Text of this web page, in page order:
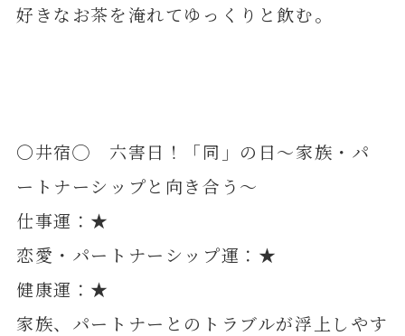
好きなお茶を淹れてゆっくりと飲む。
〇井宿◯ 六害日！「同」の日～家族・パ
ートナーシップと向き合う～
仕事運：★
恋愛・パートナーシップ運：★
健康運：★
家族、パートナーとのトラブルが浮上しやす